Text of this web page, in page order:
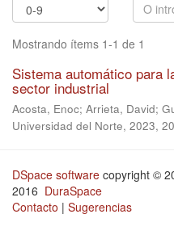
Mostrando ítems 1-1 de 1
Sistema automático para
sector industrial
Acosta, Enoc; Arrieta, David;
Universidad del Norte, 2023,
DSpace software copyright ©
2016 DuraSpace
Contacto | Sugerencias